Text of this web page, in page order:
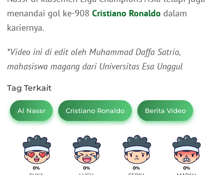
menandai gol ke-908 Cristiano Ronaldo dalam
kariernya.
*Video ini di edit oleh Muhammad Daffa Satrio,
mahasiswa magang dari Universitas Esa Unggul
Tag Terkait
Al Nassr Cristiano Ronaldo Berita Video
0% 0% 0% 0%